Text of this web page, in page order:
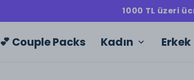
1000 TL üzeri
💕 Couple Packs Kadın Erkek